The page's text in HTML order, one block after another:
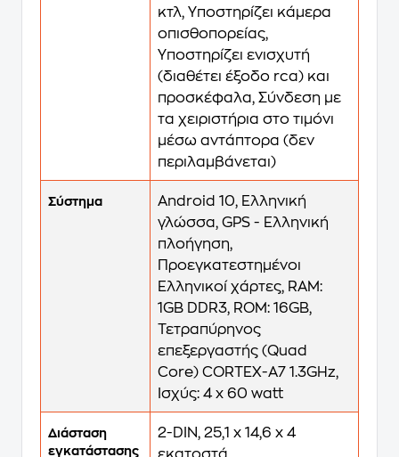
κτλ, Υποστηρίζει κάμερα
οπισθοπορείας,
Υποστηρίζει ενισχυτή
(διαθέτει έξοδο rca) και
προσκέφαλα, Σύνδεση με
τα χειριστήρια στο τιμόνι
μέσω αντάπτορα (δεν
περιλαμβάνεται)
Σύστημα
Android 10, Ελληνική
γλώσσα, GPS - Ελληνική
πλοήγηση,
Προεγκατεστημένοι
Ελληνικοί χάρτες, RAM:
1GB DDR3, ROM: 16GB,
Τετραπύρηνος
επεξεργαστής (Quad
Core) CORTEX-A7 1.3GHz,
Ισχύς: 4 x 60 watt
Διάσταση
εγκατάστασης
2-DIN, 25,1 x 14,6 x 4